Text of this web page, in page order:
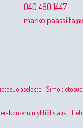
040 480 1447
Simo
konsernin yhtiölistaus